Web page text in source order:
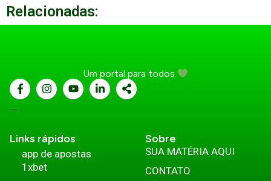
Relacionadas:
Um portal para todos
...
Links rápidos
app de apostas
1xbet
Sobre
SUA MATÉRIA AQUI
CONTATO